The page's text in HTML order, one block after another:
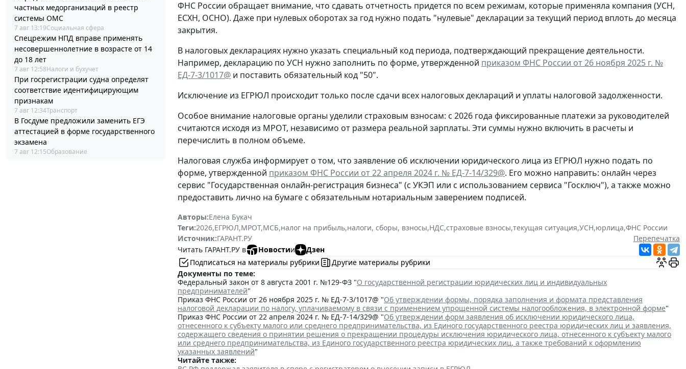
частных медорганизаций в реестр
системы ОМС
7 авг 13:19Социальная сфера
Спецрежим НПД вправе применять
несовершеннолетние в возрасте от 14
до 18 лет
7 авг 12:58Налоги и бухучет
При госрегистрации судна определят
соответствие идентифицирующим
признакам
7 авг 12:34Транспорт
В Госдуме предложили заменить ЕГЭ
аттестацией в форме государственного
экзамена
7 авг 12:15Образование
ФНС России обращает внимание, что сдавать отчетность придется по всем режимам, которые применяла компания (УСН,
ЕСХН, ОСНО). Даже при нулевых оборотах за год нужно подать "нулевые" декларации за текущий период вплоть до месяца
закрытия.
В налоговых декларациях нужно указать специальный код периода, подтверждающий прекращение деятельности.
Например, декларацию по УСН нужно заполнить по форме, утвержденной приказом ФНС России от 26 ноября 2025 г. №
ЕД-7-3/1017@ и поставить обязательный код "50".
Исключение из ЕГРЮЛ происходит только после сдачи всех налоговых деклараций и уплаты налоговой задолженности.
Особое внимание налоговые органы уделили страховым взносам: с 2026 года фиксированные платежи за руководителей
считаются исходя из МРОТ, независимо от размера реальной зарплаты. Эти суммы нужно включить в расчеты и
перечислить в полном объеме.
Налоговая служба информирует о том, что заявление об исключении юридического лица из ЕГРЮЛ нужно подать по
форме, утвержденной приказом ФНС России от 22 апреля 2024 г. № ЕД-7-14/329@. Его можно направить: онлайн через
сервис "Государственная онлайн-регистрация бизнеса" (с УКЭП или с использованием сервиса "Госключ"), а также можно
предоставить лично на бумаге с обязательным нотариальным заверением подписей.
Авторы:Елена Букач
Теги:2026,ЕГРЮЛ,МРОТ,МСБ,налог на прибыль,налоги, сборы, взносы,НДС,страховые взносы,текущая ситуация,УСН,юрлица,ФНС России
Источник:ГАРАНТ.РУ
Перепечатка
Читать ГАРАНТ.РУ в
Новостии
Дзен
Подписаться на материалы рубрики
Другие материалы рубрики
Документы по теме:
Федеральный закон от 8 августа 2001 г. №129-ФЗ "О государственной регистрации юридических лиц и индивидуальных
предпринимателей"
Приказ ФНС России от 26 ноября 2025 г. № ЕД-7-3/1017@ "Об утверждении формы, порядка заполнения и формата представления
налоговой декларации по налогу, уплачиваемому в связи с применением упрощенной системы налогообложения, в электронной форме"
Приказ ФНС России от 22 апреля 2024 г. № ЕД-7-14/329@ "Об утверждении форм заявления об исключении юридического лица,
отнесенного к субъекту малого или среднего предпринимательства, из Единого государственного реестра юридических лиц и заявления,
содержащего сведения о принятии решения о прекращении процедуры исключения юридического лица, отнесенного к субъекту малого
или среднего предпринимательства, из Единого государственного реестра юридических лиц, а также требований к оформлению
указанных заявлений"
Читайте также: